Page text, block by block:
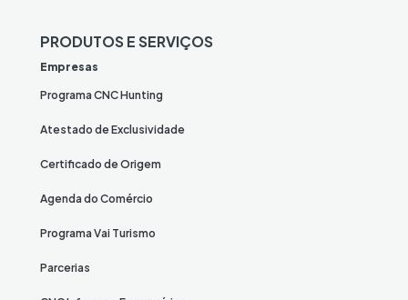
PRODUTOS E SERVIÇOS
Empresas
Programa CNC Hunting
Atestado de Exclusividade
Certificado de Origem
Agenda do Comércio
Programa Vai Turismo
Parcerias